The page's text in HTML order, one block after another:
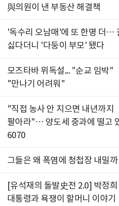
與의원이 낸 부동산 해결책
'독수리 오남매'에 또 한명 더…
싫다더니 '다둥이 부모' 됐다
모즈타바 위독설... "순교 임박"
"만나기 어려워"
"직접 농사 안 지으면 내년까지
팔아라"… 양도세 중과에 떨고
6070
그들은 왜 폭염에 청첩장 내밀까
[유석재의 돌발史전 2.0] 박정희
대통령과 욕쟁이 할머니 이야기